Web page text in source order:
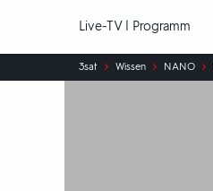
Live-TV | Programm
Sie
sind
3sat Wissen NANO